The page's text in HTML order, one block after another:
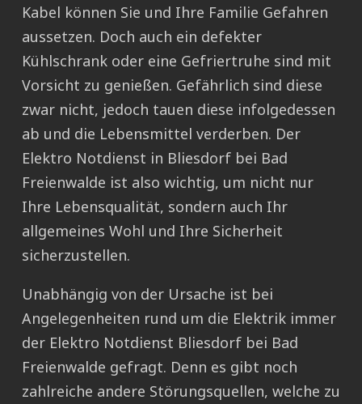
Kabel können Sie und Ihre Familie Gefahren
aussetzen. Doch auch ein defekter
Kühlschrank oder eine Gefriertruhe sind mit
Vorsicht zu genießen. Gefährlich sind diese
zwar nicht, jedoch tauen diese infolgedessen
ab und die Lebensmittel verderben. Der
Elektro Notdienst in Bliesdorf bei Bad
Freienwalde ist also wichtig, um nicht nur
Ihre Lebensqualität, sondern auch Ihr
allgemeines Wohl und Ihre Sicherheit
sicherzustellen.
Unabhängig von der Ursache ist bei
Angelegenheiten rund um die Elektrik immer
der Elektro Notdienst Bliesdorf bei Bad
Freienwalde gefragt. Denn es gibt noch
zahlreiche andere Störungsquellen, welche zu